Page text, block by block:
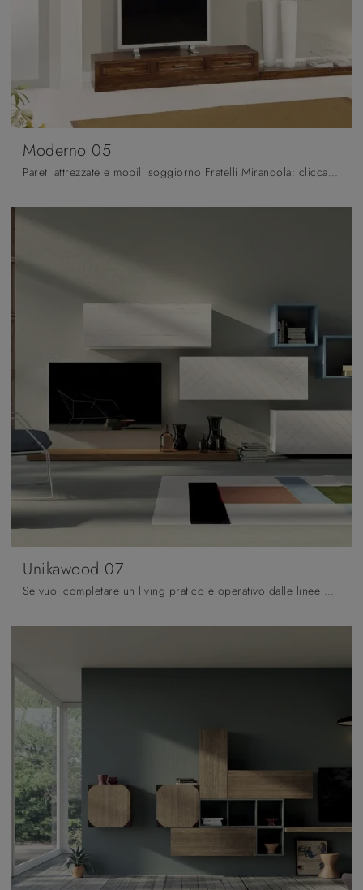
Moderno 05
Pareti attrezzate e mobili soggiorno Fratelli Mirandola: clicca e scopri il modello Moderno 05 e potrai arricchire stanze classiche di ogni genere.
Unikawood 07
Se vuoi completare un living pratico e operativo dalle linee moderne, ti offriamo la parete attrezzata Unikawood 07 Fratelli Mirandola.